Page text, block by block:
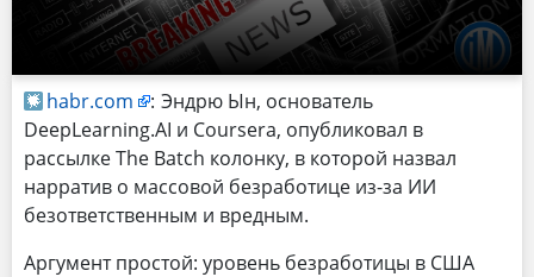
habr.com : Эндрю Ын, основатель
DeepLearning.AI и Coursera, опубликовал в
рассылке The Batch колонку, в которой назвал
нарратив о массовой безработице из-за ИИ
безответственным и вредным.
Аргумент простой: уровень безработицы в США